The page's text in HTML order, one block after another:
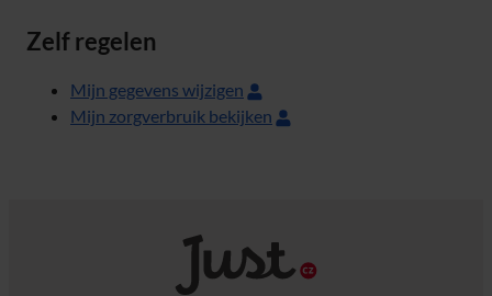
Zelf regelen
Mijn gegevens wijzigen
Mijn zorgverbruik bekijken